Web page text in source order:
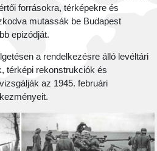
forrásokra, térképekre és
mutassák be Budapest
epizódját.
a rendelkezésre álló levéltári
térképi rekonstrukciók és
az 1945. februári